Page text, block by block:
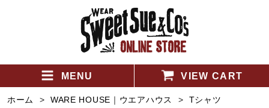
MENU VIEW CART
ホーム > WARE HOUSE｜ウエアハウス > Tシャツ